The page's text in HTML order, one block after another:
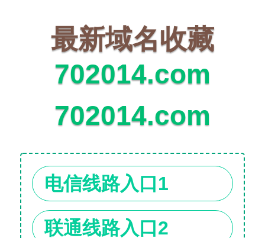
最新域名收藏
702014.com
702014.com
电信线路入口1
联通线路入口2